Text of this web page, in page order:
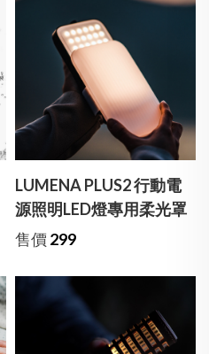
LUMENA PLUS2 行動電
源照明LED燈專用柔光罩
售價 299